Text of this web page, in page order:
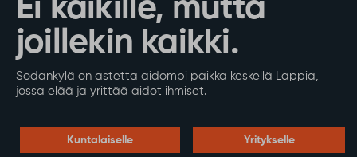
Ei kaikille, mutta
joillekin kaikki.
Sodankylä on astetta aidompi paikka keskellä Lappia,
jossa elää ja yrittää aidot ihmiset.
Kuntalaiselle Yritykselle